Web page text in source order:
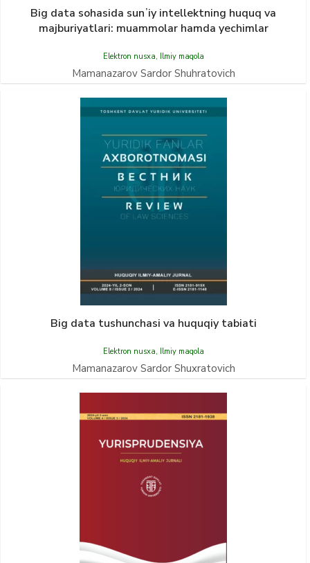
Big data sohasida sunʼiy intellektning huquq va
majburiyatlari: muammolar hamda yechimlar
Elektron nusxa, Ilmiy maqola
Mamanazarov Sardor Shuhratovich
Big data tushunchasi va huquqiy tabiati
Elektron nusxa, Ilmiy maqola
Mamanazarov Sardor Shuxratovich